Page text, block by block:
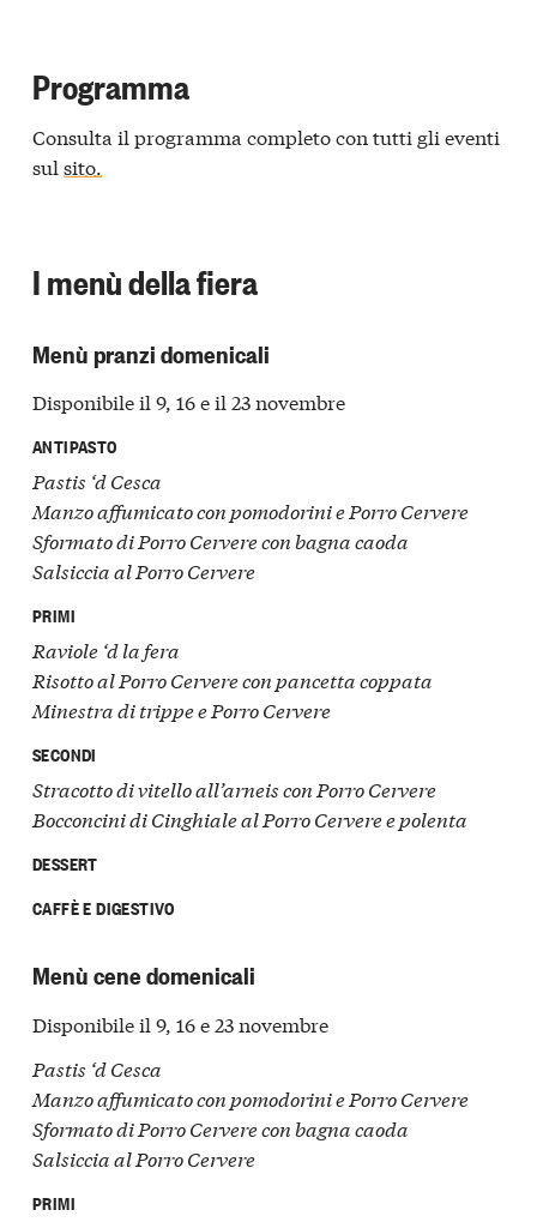
Programma
Consulta il programma completo con tutti gli eventi
sul sito.
I menù della fiera
Menù pranzi domenicali
Disponibile il 9, 16 e il 23 novembre
ANTIPASTO
Pastis ‘d Cesca
Manzo affumicato con pomodorini e Porro Cervere
Sformato di Porro Cervere con bagna caoda
Salsiccia al Porro Cervere
PRIMI
Raviole ‘d la fera
Risotto al Porro Cervere con pancetta coppata
Minestra di trippe e Porro Cervere
SECONDI
Stracotto di vitello all’arneis con Porro Cervere
Bocconcini di Cinghiale al Porro Cervere e polenta
DESSERT
CAFFÈ E DIGESTIVO
Menù cene domenicali
Disponibile il 9, 16 e 23 novembre
Pastis ‘d Cesca
Manzo affumicato con pomodorini e Porro Cervere
Sformato di Porro Cervere con bagna caoda
Salsiccia al Porro Cervere
PRIMI